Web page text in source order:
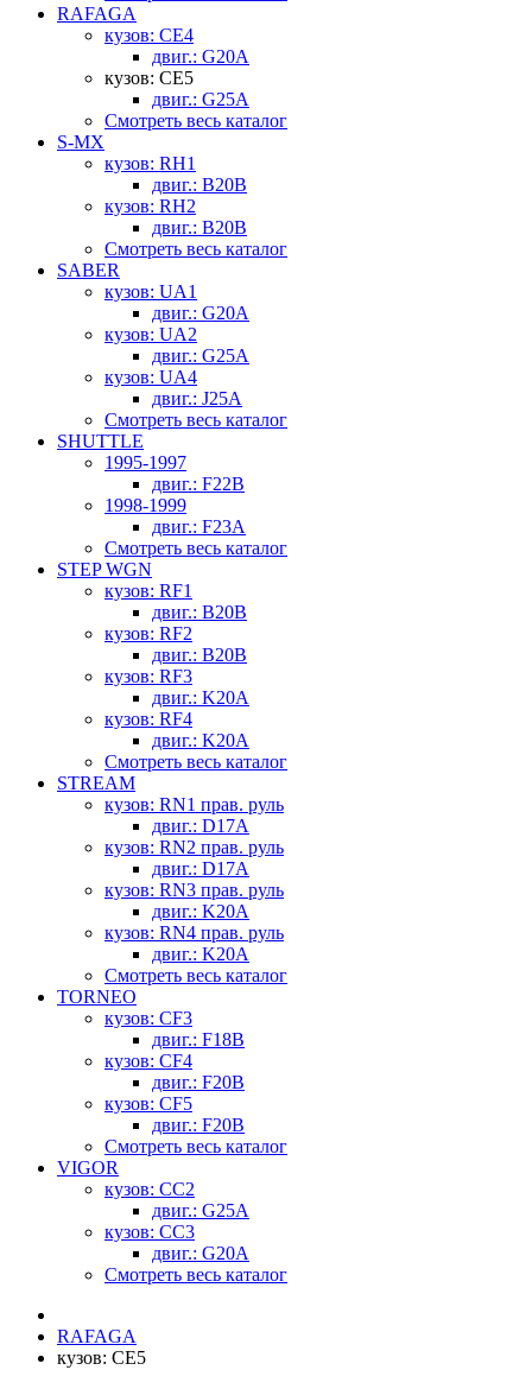
RAFAGA
кузов: CE4
двиг.: G20A
кузов: CE5
двиг.: G25A
Смотреть весь каталог
S-MX
кузов: RH1
двиг.: B20B
кузов: RH2
двиг.: B20B
Смотреть весь каталог
SABER
кузов: UA1
двиг.: G20A
кузов: UA2
двиг.: G25A
кузов: UA4
двиг.: J25A
Смотреть весь каталог
SHUTTLE
1995-1997
двиг.: F22B
1998-1999
двиг.: F23A
Смотреть весь каталог
STEP WGN
кузов: RF1
двиг.: B20B
кузов: RF2
двиг.: B20B
кузов: RF3
двиг.: K20A
кузов: RF4
двиг.: K20A
Смотреть весь каталог
STREAM
кузов: RN1 прав. руль
двиг.: D17A
кузов: RN2 прав. руль
двиг.: D17A
кузов: RN3 прав. руль
двиг.: K20A
кузов: RN4 прав. руль
двиг.: K20A
Смотреть весь каталог
TORNEO
кузов: CF3
двиг.: F18B
кузов: CF4
двиг.: F20B
кузов: CF5
двиг.: F20B
Смотреть весь каталог
VIGOR
кузов: CC2
двиг.: G25A
кузов: CC3
двиг.: G20A
Смотреть весь каталог
RAFAGA
кузов: CE5